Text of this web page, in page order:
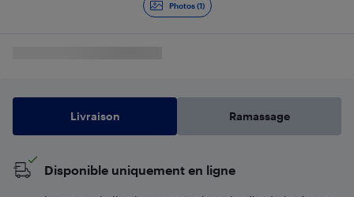
Photos (1)
Livraison Ramassage
Disponible uniquement en ligne